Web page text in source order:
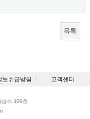
목록
보취급방침 고객센터
스 106호